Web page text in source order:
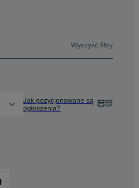
Wyczyść filtry
Jak pozycjonowane są
ogłoszenia?